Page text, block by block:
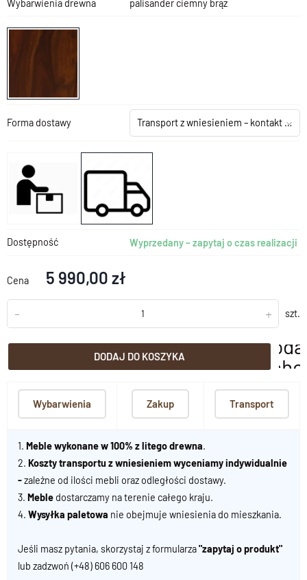
Wybarwienia drewna palisander ciemny brąz
Forma dostawy Transport z wniesieniem – kontakt z salonem
Dostępność Wyprzedany – zapytaj o czas realizacji
Cena 5 990,00 zł
- + szt.
DODAJ DO KOSZYKA
Wybarwienia Zakup Transport
1. Meble wykonane w 100% z litego drewna.
2. Koszty transportu z wniesieniem wyceniamy indywidualnie
-zależne od ilości mebli oraz odległości dostawy.
3. Meble dostarczamy na terenie całego kraju.
4. Wysyłka paletowa nie obejmuje wniesienia do mieszkania.
Jeśli masz pytania, skorzystaj z formularza"zapytaj o produkt"
lub zadzwoń (+48) 606 600 148